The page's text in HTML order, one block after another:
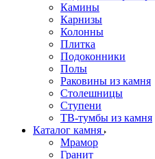
Камины
Карнизы
Колонны
Плитка
Подоконники
Полы
Раковины из камня
Столешницы
Ступени
ТВ-тумбы из камня
Каталог камня
Мрамор
Гранит